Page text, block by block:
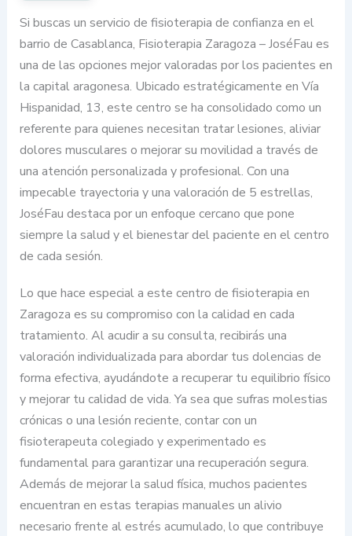
Si buscas un servicio de fisioterapia de confianza en el
barrio de Casablanca, Fisioterapia Zaragoza – JoséFau es
una de las opciones mejor valoradas por los pacientes en
la capital aragonesa. Ubicado estratégicamente en Vía
Hispanidad, 13, este centro se ha consolidado como un
referente para quienes necesitan tratar lesiones, aliviar
dolores musculares o mejorar su movilidad a través de
una atención personalizada y profesional. Con una
impecable trayectoria y una valoración de 5 estrellas,
JoséFau destaca por un enfoque cercano que pone
siempre la salud y el bienestar del paciente en el centro
de cada sesión.
Lo que hace especial a este centro de fisioterapia en
Zaragoza es su compromiso con la calidad en cada
tratamiento. Al acudir a su consulta, recibirás una
valoración individualizada para abordar tus dolencias de
forma efectiva, ayudándote a recuperar tu equilibrio físico
y mejorar tu calidad de vida. Ya sea que sufras molestias
crónicas o una lesión reciente, contar con un
fisioterapeuta colegiado y experimentado es
fundamental para garantizar una recuperación segura.
Además de mejorar la salud física, muchos pacientes
encuentran en estas terapias manuales un alivio
necesario frente al estrés acumulado, lo que contribuye